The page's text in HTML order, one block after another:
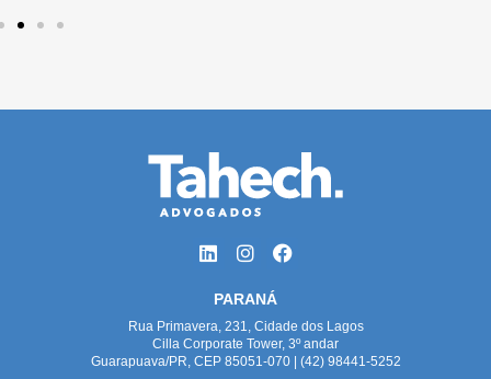
PARANÁ
Rua Primavera, 231, Cidade dos Lagos
Cilla Corporate Tower, 3º andar
Guarapuava/PR, CEP 85051-070 | (42) 98441-5252